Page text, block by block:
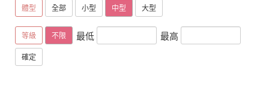
體型 全部 小型 中型 大型
等級 不限 最低 最高
確定